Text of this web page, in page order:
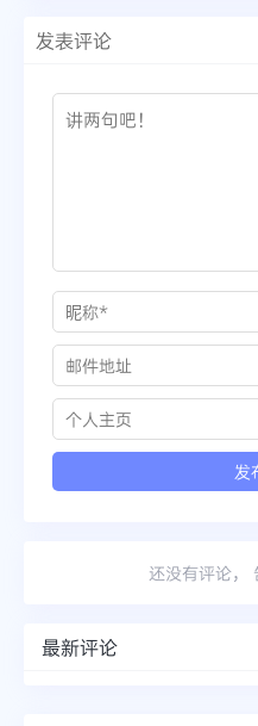
发表评论
还没有评论，
最新评论